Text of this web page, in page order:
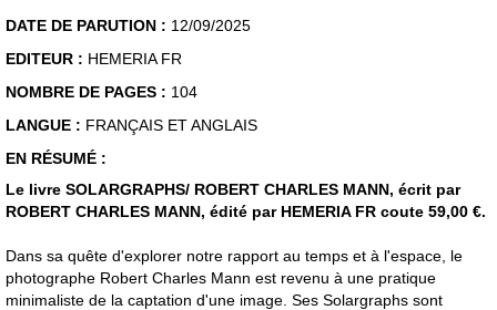
DATE DE PARUTION : 12/09/2025
EDITEUR : HEMERIA FR
NOMBRE DE PAGES : 104
LANGUE : FRANÇAIS ET ANGLAIS
EN RÉSUMÉ :
Le livre SOLARGRAPHS/ ROBERT CHARLES MANN, écrit par
ROBERT CHARLES MANN, édité par HEMERIA FR coute 59,00 €.
Dans sa quête d'explorer notre rapport au temps et à l'espace, le
photographe Robert Charles Mann est revenu à une pratique
minimaliste de la captation d'une image. Ses Solargraphs sont